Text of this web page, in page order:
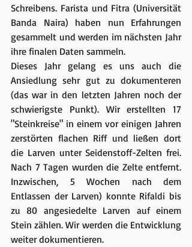
Schreibens. Farista und Fitra (Universität
Banda Naira) haben nun Erfahrungen
gesammelt und werden im nächsten Jahr
ihre finalen Daten sammeln.
Dieses Jahr gelang es uns auch die
Ansiedlung sehr gut zu dokumenteren
(das war in den letzten Jahren noch der
schwierigste Punkt). Wir erstellten 17
"Steinkreise" in einem vor einigen Jahren
zerstörten flachen Riff und ließen dort
die Larven unter Seidenstoff-Zelten frei.
Nach 7 Tagen wurden die Zelte entfernt.
Inzwischen, 5 Wochen nach dem
Entlassen der Larven) konnte Rifaldi bis
zu 80 angesiedelte Larven auf einem
Stein zählen. Wir werden die Entwicklung
weiter dokumentieren.